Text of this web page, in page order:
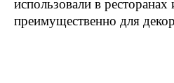
использовали в
преимущественно для